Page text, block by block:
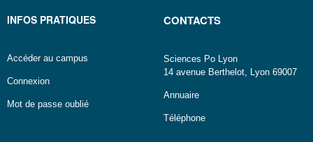
INFOS PRATIQUES
Accéder au campus
Connexion
Mot de passe oublié
CONTACTS
Sciences Po Lyon
14 avenue Berthelot, Lyon 69007
Annuaire
Téléphone